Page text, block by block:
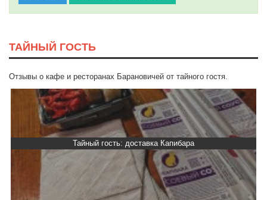
ТАЙНЫЙ ГОСТЬ
Отзывы о кафе и ресторанах Барановичей от тайного гостя.
Тайный гость: доставка Капибара